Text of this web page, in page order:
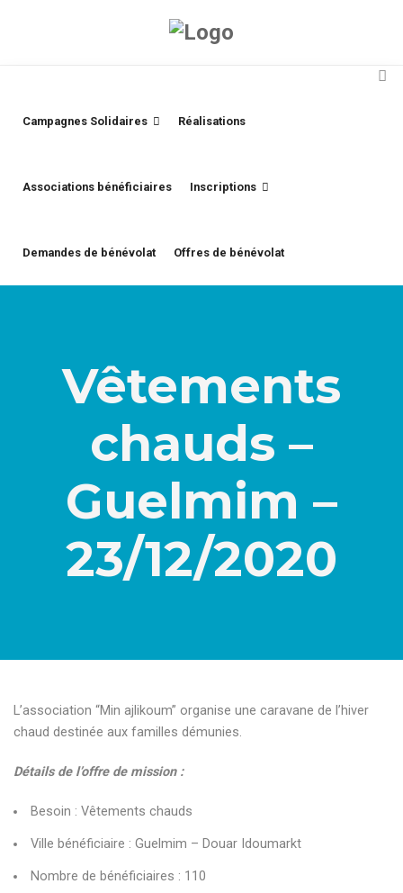
Campagnes Solidaires Réalisations
Associations bénéficiaires Inscriptions
Demandes de bénévolat Offres de bénévolat
Vêtements
chauds –
Guelmim –
23/12/2020
L’association “Min ajlikoum” organise une caravane de l’hiver
chaud destinée aux familles démunies.
Détails de l’offre de mission :
Besoin : Vêtements chauds
Ville bénéficiaire : Guelmim – Douar Idoumarkt
Nombre de bénéficiaires : 110